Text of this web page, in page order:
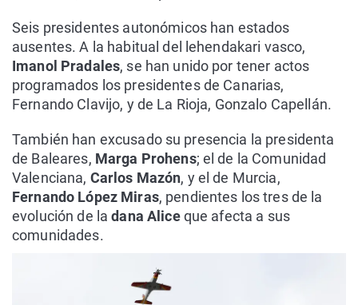
Seis presidentes autonómicos han estados
ausentes. A la habitual del lehendakari vasco,
Imanol Pradales, se han unido por tener actos
programados los presidentes de Canarias,
Fernando Clavijo, y de La Rioja, Gonzalo Capellán.
También han excusado su presencia la presidenta
de Baleares, Marga Prohens; el de la Comunidad
Valenciana, Carlos Mazón, y el de Murcia,
Fernando López Miras, pendientes los tres de la
evolución de ladana Aliceque afecta a sus
comunidades.